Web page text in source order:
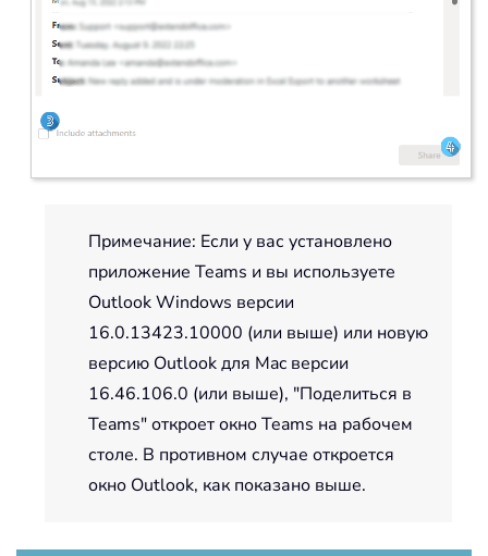
Примечание: Если у вас установлено
приложение Teams и вы используете
Outlook Windows версии
16.0.13423.10000 (или выше) или новую
версию Outlook для Mac версии
16.46.106.0 (или выше), "Поделиться в
Teams" откроет окно Teams на рабочем
столе. В противном случае откроется
окно Outlook, как показано выше.